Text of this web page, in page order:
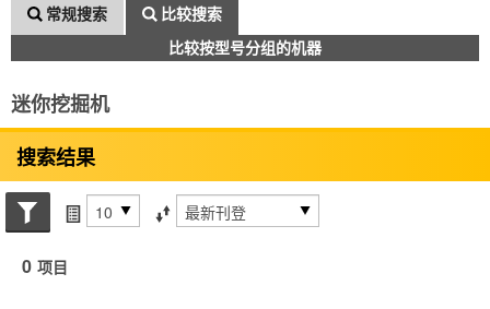
常规搜索
比较搜索
比较按型号分组的机器
迷你挖掘机
搜索结果
搜索状态每页项目 排序方式
0 项目